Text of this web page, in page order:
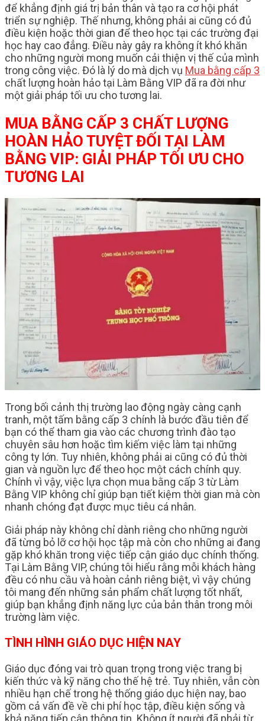
để khẳng định giá trị bản thân và tạo ra cơ hội phát
triển sự nghiệp. Thế nhưng, không phải ai cũng có đủ
điều kiện hoặc thời gian để theo học tại các trường đại
học hay cao đẳng. Điều này gây ra không ít khó khăn
cho những người mong muốn cải thiện vị thế của mình
trong công việc. Đó là lý do mà dịch vụ Mua bằng cấp 3
chất lượng hoàn hảo tại Làm Bằng VIP đã ra đời như
một giải pháp tối ưu cho tương lai.
MUA BẰNG CẤP 3 CHẤT LƯỢNG
HOÀN HẢO TUYỆT ĐỐI TẠI LÀM
BẰNG VIP: GIẢI PHÁP TỐI ƯU CHO
TƯƠNG LAI
Trong bối cảnh thị trường lao động ngày càng cạnh
tranh, một tấm bằng cấp 3 chính là bước đầu tiên để
bạn có thể tham gia vào các chương trình đào tạo
chuyên sâu hơn hoặc tìm kiếm việc làm tại những
công ty lớn. Tuy nhiên, không phải ai cũng có đủ thời
gian và nguồn lực để theo học một cách chính quy.
Chính vì vậy, việc lựa chọn mua bằng cấp 3 từ Làm
Bằng VIP không chỉ giúp bạn tiết kiệm thời gian mà còn
nhanh chóng đạt được mục tiêu cá nhân.
Giải pháp này không chỉ dành riêng cho những người
đã từng bỏ lỡ cơ hội học tập mà còn cho những ai đang
gặp khó khăn trong việc tiếp cận giáo dục chính thống.
Tại Làm Bằng VIP, chúng tôi hiểu rằng mỗi khách hàng
đều có nhu cầu và hoàn cảnh riêng biệt, vì vậy chúng
tôi mang đến những sản phẩm chất lượng tốt nhất,
giúp bạn khẳng định năng lực của bản thân trong môi
trường làm việc.
TÌNH HÌNH GIÁO DỤC HIỆN NAY
Giáo dục đóng vai trò quan trọng trong việc trang bị
kiến thức và kỹ năng cho thế hệ trẻ. Tuy nhiên, vẫn còn
nhiều hạn chế trong hệ thống giáo dục hiện nay, bao
gồm cả vấn đề về chi phí học tập, điều kiện sống và